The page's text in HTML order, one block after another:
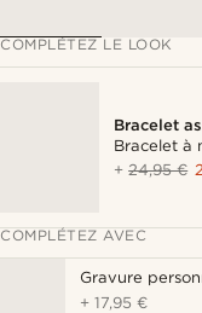
COMPLÉTEZ LE LOOK
Bracelet
Bracelet à
+24,95 €
COMPLÉTEZ AVEC
Gravure
+17,95 €